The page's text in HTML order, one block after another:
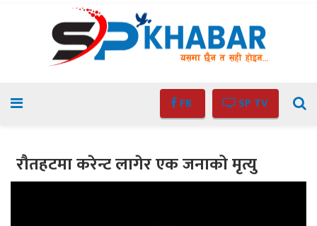
FB SP TV
रौतहटमा करेन्ट लागेर एक जनाको मृत्यु